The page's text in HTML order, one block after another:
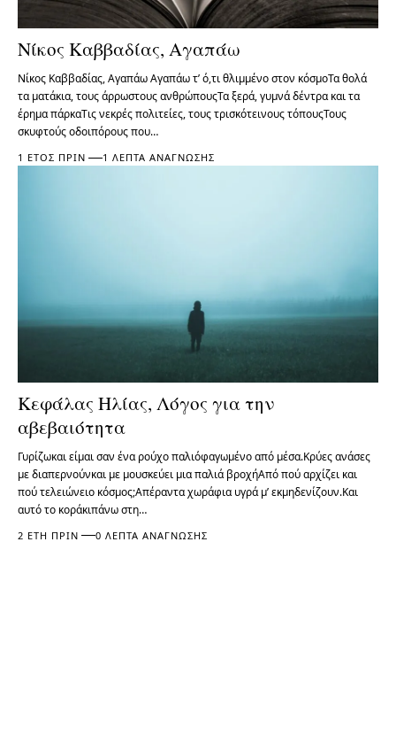
Νίκος Καββαδίας, Αγαπάω
Νίκος Καββαδίας, Αγαπάω Αγαπάω τ’ ό,τι θλιμμένο στον κόσμοΤα θολά
τα ματάκια, τους άρρωστους ανθρώπουςΤα ξερά, γυμνά δέντρα και τα
έρημα πάρκαΤις νεκρές πολιτείες, τους τρισκότεινους τόπουςΤους
σκυφτούς οδοιπόρους που…
1 ΈΤΟΣ ΠΡΙΝ 1 ΛΕΠΤΆ ΑΝΆΓΝΩΣΗΣ
Κεφάλας Ηλίας, Λόγος για την
αβεβαιότητα
Γυρίζωκαι είμαι σαν ένα ρούχο παλιόφαγωμένο από μέσα.Κρύες ανάσες
με διαπερνούνκαι με μουσκεύει μια παλιά βροχήΑπό πού αρχίζει και
πού τελειώνειο κόσμος;Απέραντα χωράφια υγρά μ’ εκμηδενίζουν.Και
αυτό το κοράκιπάνω στη…
2 ΈΤΗ ΠΡΙΝ 0 ΛΕΠΤΆ ΑΝΆΓΝΩΣΗΣ